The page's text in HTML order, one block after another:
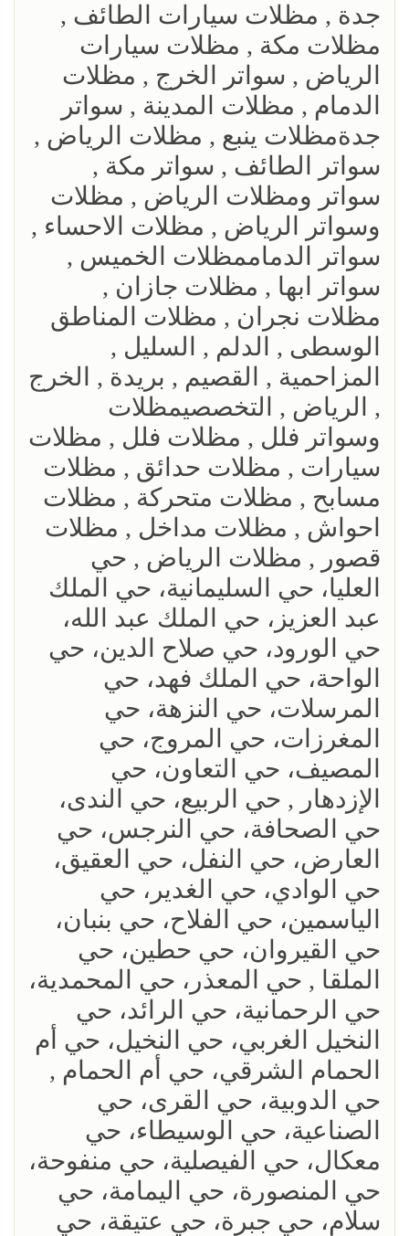
جدة , مظلات سيارات الطائف ,
مظلات مكة , مظلات سيارات
الرياض , سواتر الخرج , مظلات
الدمام , مظلات المدينة , سواتر
جدةمظلات ينبع , مظلات الرياض ,
سواتر الطائف , سواتر مكة ,
سواتر ومظلات الرياض , مظلات
وسواتر الرياض , مظلات الاحساء ,
سواتر الدماممظلات الخميس ,
سواتر ابها , مظلات جازان ,
مظلات نجران , مظلات المناطق
الوسطى , الدلم , السليل ,
المزاحمية , القصيم , بريدة , الخرج
, الرياض , التخصصيمظلات
وسواتر فلل , مظلات فلل , مظلات
سيارات , مظلات حدائق , مظلات
مسابح , مظلات متحركة , مظلات
احواش , مظلات مداخل , مظلات
قصور , مظلات الرياض , حي
العليا، حي السليمانية، حي الملك
عبد العزيز، حي الملك عبد الله،
حي الورود، حي صلاح الدين، حي
الواحة، حي الملك فهد، حي
المرسلات، حي النزهة، حي
المغرزات، حي المروج، حي
المصيف، حي التعاون، حي
الإزدهار , حي الربيع، حي الندى،
حي الصحافة، حي النرجس، حي
العارض، حي النفل، حي العقيق،
حي الوادي، حي الغدير، حي
الياسمين، حي الفلاح، حي بنبان،
حي القيروان، حي حطين، حي
الملقا , حي المعذر، حي المحمدية،
حي الرحمانية، حي الرائد، حي
النخيل الغربي، حي النخيل، حي أم
الحمام الشرقي، حي أم الحمام ,
حي الدوبية، حي القرى، حي
الصناعية، حي الوسيطاء، حي
معكال، حي الفيصلية، حي منفوحة،
حي المنصورة، حي اليمامة، حي
سلام، حي جبرة، حي عتيقة، حي